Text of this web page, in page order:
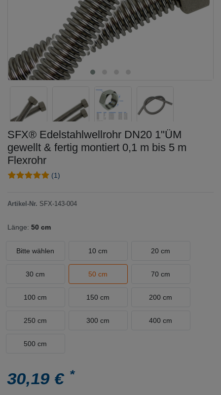
SFX® Edelstahlwellrohr DN20 1"ÜM
gewellt & fertig montiert 0,1 m bis 5 m
Flexrohr
(1)
Artikel-Nr. SFX-143-004
Länge: 50 cm
Bitte wählen 10 cm 20 cm
30 cm 50 cm 70 cm
100 cm 150 cm 200 cm
250 cm 300 cm 400 cm
500 cm
30,19 €*